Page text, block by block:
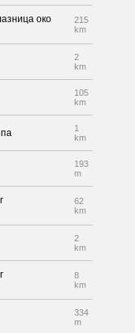
око
215
km
2
km
105
km
1
km
193
m
62
km
2
km
8
km
334
m